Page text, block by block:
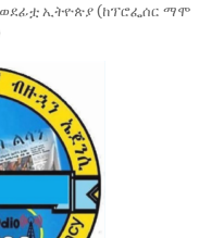
ኢትዮጵያ (ከፕሮፌሰር ማሞ